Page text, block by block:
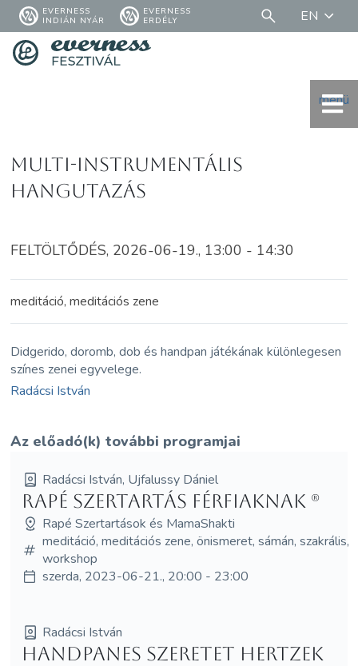
EVERNESS
INDIÁN NYÁR
EVERNESS
ERDÉLY
EN
menü
Multi-instrumentális
hangutazás
FELTÖLTŐDÉS, 2026-06-19., 13:00 - 14:30
meditáció, meditációs zene
Didgerido, doromb, dob és handpan játékának különlegesen
színes zenei egyvelege.
Radácsi István
Az előadó(k) további programjai
Radácsi István, Ujfalussy Dániel
Rapé Szertartás FÉRFIAKNAK (R)
Rapé Szertartások és MamaShakti
meditáció, meditációs zene, önismeret, sámán, szakrális,
workshop
szerda, 2023-06-21., 20:00 - 23:00
Radácsi István
Handpanes Szeretet Hertzek